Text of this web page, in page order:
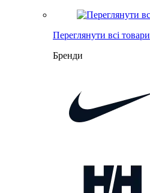
Переглянути всі товари
Бренди